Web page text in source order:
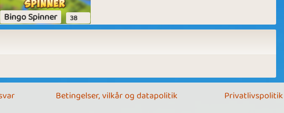
Bingo Spinner 38
Betingelser, vilkår og datapolitik Privatlivspolitik